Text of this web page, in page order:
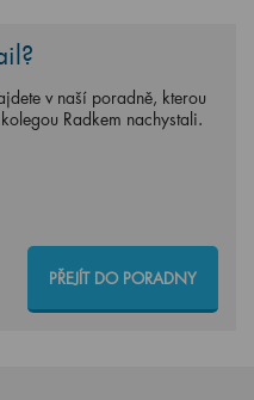
v naší poradně, kterou
Radkem nachystali.
PŘEJÍT DO PORADNY